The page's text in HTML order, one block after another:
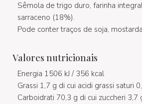
Sêmola de trigo duro, farinha
sarraceno (18%).
Pode conter traços de soja,
Valores nutricionais
Energia 1506 kJ / 356 kcal
Grassi 1,7 g di cui acidi grassi saturi
Carboidrati 70,3 g di cui zuccheri 3,7